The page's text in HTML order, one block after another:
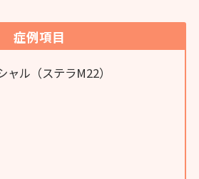
症例項目
ャル（ステラM22）